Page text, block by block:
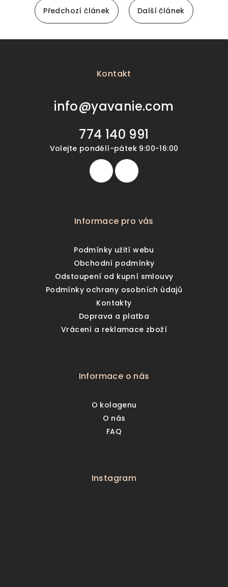
Předchozí článek Další článek
Kontakt
info@yavanie.com
774 140 991
Volejte pondělí-pátek 9:00-16:00
Informace pro vás
Podmínky užití webu
Obchodní podmínky
Odstoupení od kupní smlouvy
Podmínky ochrany osobních údajů
Kontakty
Doprava a platba
Vrácení a reklamace zboží
Informace o nás
O kolagenu
O nás
FAQ
Instagram